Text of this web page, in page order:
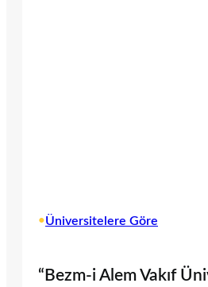
•Üniversitelere Göre
“Bezm-i Alem Vakıf